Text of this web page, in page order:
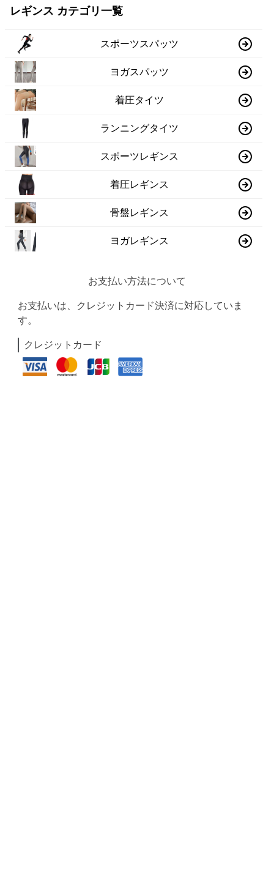
レギンス カテゴリ一覧
スポーツスパッツ
ヨガスパッツ
着圧タイツ
ランニングタイツ
スポーツレギンス
着圧レギンス
骨盤レギンス
ヨガレギンス
お支払い方法について
お支払いは、クレジットカード決済に対応していま
す。
クレジットカード